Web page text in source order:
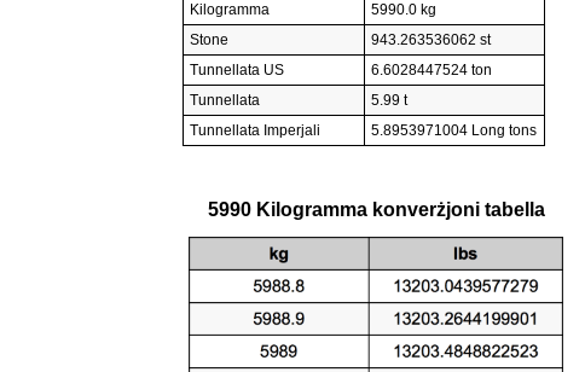
Kilogramma
5990.0 kg
Stone
943.263536062 st
Tunnellata US
6.6028447524 ton
Tunnellata
5.99 t
Tunnellata Imperjali
5.8953971004 Long tons
5990 Kilogramma konverżjoni tabella